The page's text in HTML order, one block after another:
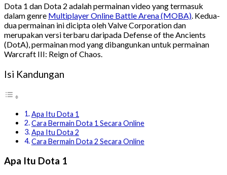
Dota 1 dan Dota 2 adalah permainan video yang termasuk
dalam genre Multiplayer Online Battle Arena (MOBA) . Kedua-
dua permainan ini dicipta oleh Valve Corporation dan
merupakan versi terbaru daripada Defense of the Ancients
(DotA), permainan mod yang dibangunkan untuk permainan
Warcraft III: Reign of Chaos.
Isi Kandungan
Apa Itu Dota 1
Cara Bermain Dota 1 Secara Online
Apa Itu Dota 2
Cara Bermain Dota 2 Secara Online
Apa Itu Dota 1